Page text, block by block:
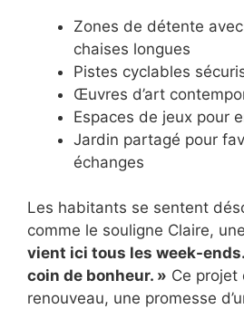
Zones de détente
chaises longues
Pistes cyclables
Œuvres d’art
Espaces de jeux pour
Jardin partagé pour
échanges
Les habitants se sentent
comme le souligne Claire,
vient ici tous les week-
coin de bonheur. » Ce projet
renouveau, une promesse